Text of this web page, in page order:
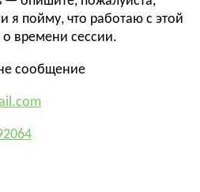
я пойму, что работаю с этой
времени сессии.
сообщение